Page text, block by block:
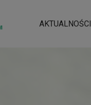
AKTUALNOŚCI